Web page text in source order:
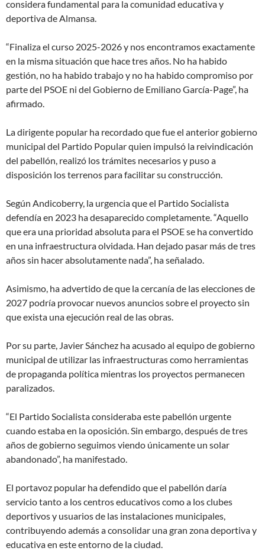
considera fundamental para la comunidad educativa y
deportiva de Almansa.
“Finaliza el curso 2025-2026 y nos encontramos exactamente
en la misma situación que hace tres años. No ha habido
gestión, no ha habido trabajo y no ha habido compromiso por
parte del PSOE ni del Gobierno de Emiliano García-Page”, ha
afirmado.
La dirigente popular ha recordado que fue el anterior gobierno
municipal del Partido Popular quien impulsó la reivindicación
del pabellón, realizó los trámites necesarios y puso a
disposición los terrenos para facilitar su construcción.
Según Andicoberry, la urgencia que el Partido Socialista
defendía en 2023 ha desaparecido completamente. “Aquello
que era una prioridad absoluta para el PSOE se ha convertido
en una infraestructura olvidada. Han dejado pasar más de tres
años sin hacer absolutamente nada”, ha señalado.
Asimismo, ha advertido de que la cercanía de las elecciones de
2027 podría provocar nuevos anuncios sobre el proyecto sin
que exista una ejecución real de las obras.
Por su parte, Javier Sánchez ha acusado al equipo de gobierno
municipal de utilizar las infraestructuras como herramientas
de propaganda política mientras los proyectos permanecen
paralizados.
“El Partido Socialista consideraba este pabellón urgente
cuando estaba en la oposición. Sin embargo, después de tres
años de gobierno seguimos viendo únicamente un solar
abandonado”, ha manifestado.
El portavoz popular ha defendido que el pabellón daría
servicio tanto a los centros educativos como a los clubes
deportivos y usuarios de las instalaciones municipales,
contribuyendo además a consolidar una gran zona deportiva y
educativa en este entorno de la ciudad.